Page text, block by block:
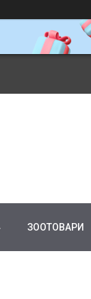
ЗООТОВАРИ